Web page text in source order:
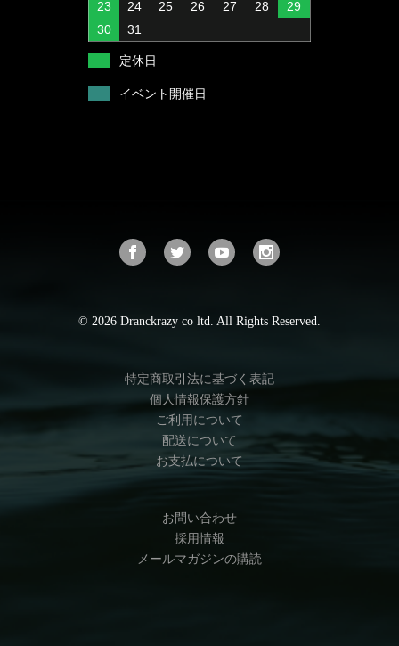
アラバマリグ
ビッグベイト
ジグヘッド
ソフトルアー
23
24 25 26 27 28
29
30
31
定休日
イベント開催日
© 2026 Dranckrazy co ltd. All Rights Reserved.
特定商取引法に基づく表記
個人情報保護方針
ご利用について
配送について
お支払について
お問い合わせ
採用情報
メールマガジンの購読